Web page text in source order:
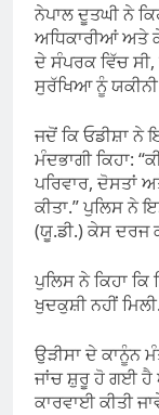
ਨੇਪਾਲ ਦੂਤਘੀ ਨੇ
ਅਧਿਕਾਰੀਆਂ ਅਤੇ
ਦੇ ਸੰਪਰਕ ਵਿੱਚ
ਸੁਰੱਖਿਆ ਨੂੰ
ਜਦੋਂ ਕਿ ਓਡੀਸ਼ਾ
ਮੰਦਭਾਗੀ ਕਿਹਾ:
ਪਰਿਵਾਰ, ਦੋਸਤਾਂ
ਕੀਤਾ.” ਪੁਲਿਸ ਨੇ
(ਯੂ.ਡੀ.) ਕੇਸ ਦਰਜ
ਪੁਲਿਸ ਨੇ ਕਿਹਾ
ਖੁਦਕੁਸ਼ੀ ਨਹੀਂ ਮਿਲੀ.
ਉੜੀਸਾ ਦੇ ਕਾਨੂੰਨ
ਜਾਂਚ ਸ਼ੁਰੂ ਹੋ ਗਈ ਹੈ
ਕਾਰਵਾਈ ਕੀਤੀ